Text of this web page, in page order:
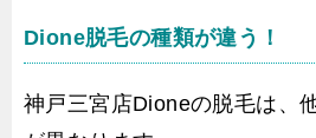
Dione脱毛の種類が違う！
神戸三宮店Dioneの脱毛は、